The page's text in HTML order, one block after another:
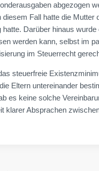
abgezogen
Fall hatte die Mutter
Darüber hinaus
werden kann, selbst im
im Steuerrecht
steuerfreie
Eltern untereinander
es keine solche
klarer Absprachen